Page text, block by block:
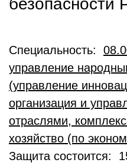
безопасности
Специальность:
управление
(управление
организация и
отраслями,
хозяйство (по
Защита состоится: